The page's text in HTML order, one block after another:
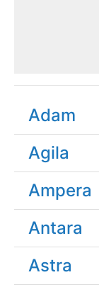
Adam
Agila
Ampera
Antara
Astra